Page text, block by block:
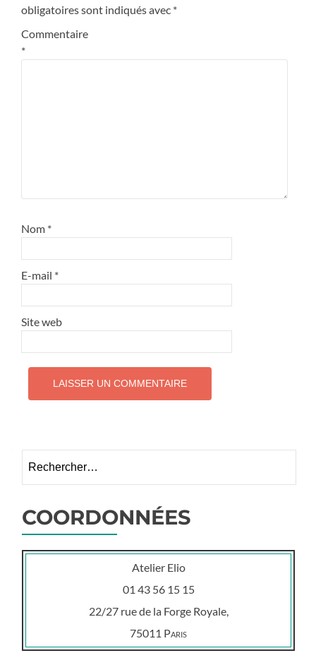
obligatoires sont indiqués avec *
Commentaire
*
Nom *
E-mail *
Site web
COORDONNÉES
Atelier Elio
01 43 56 15 15
22/27 rue de la Forge Royale,
75011 Paris